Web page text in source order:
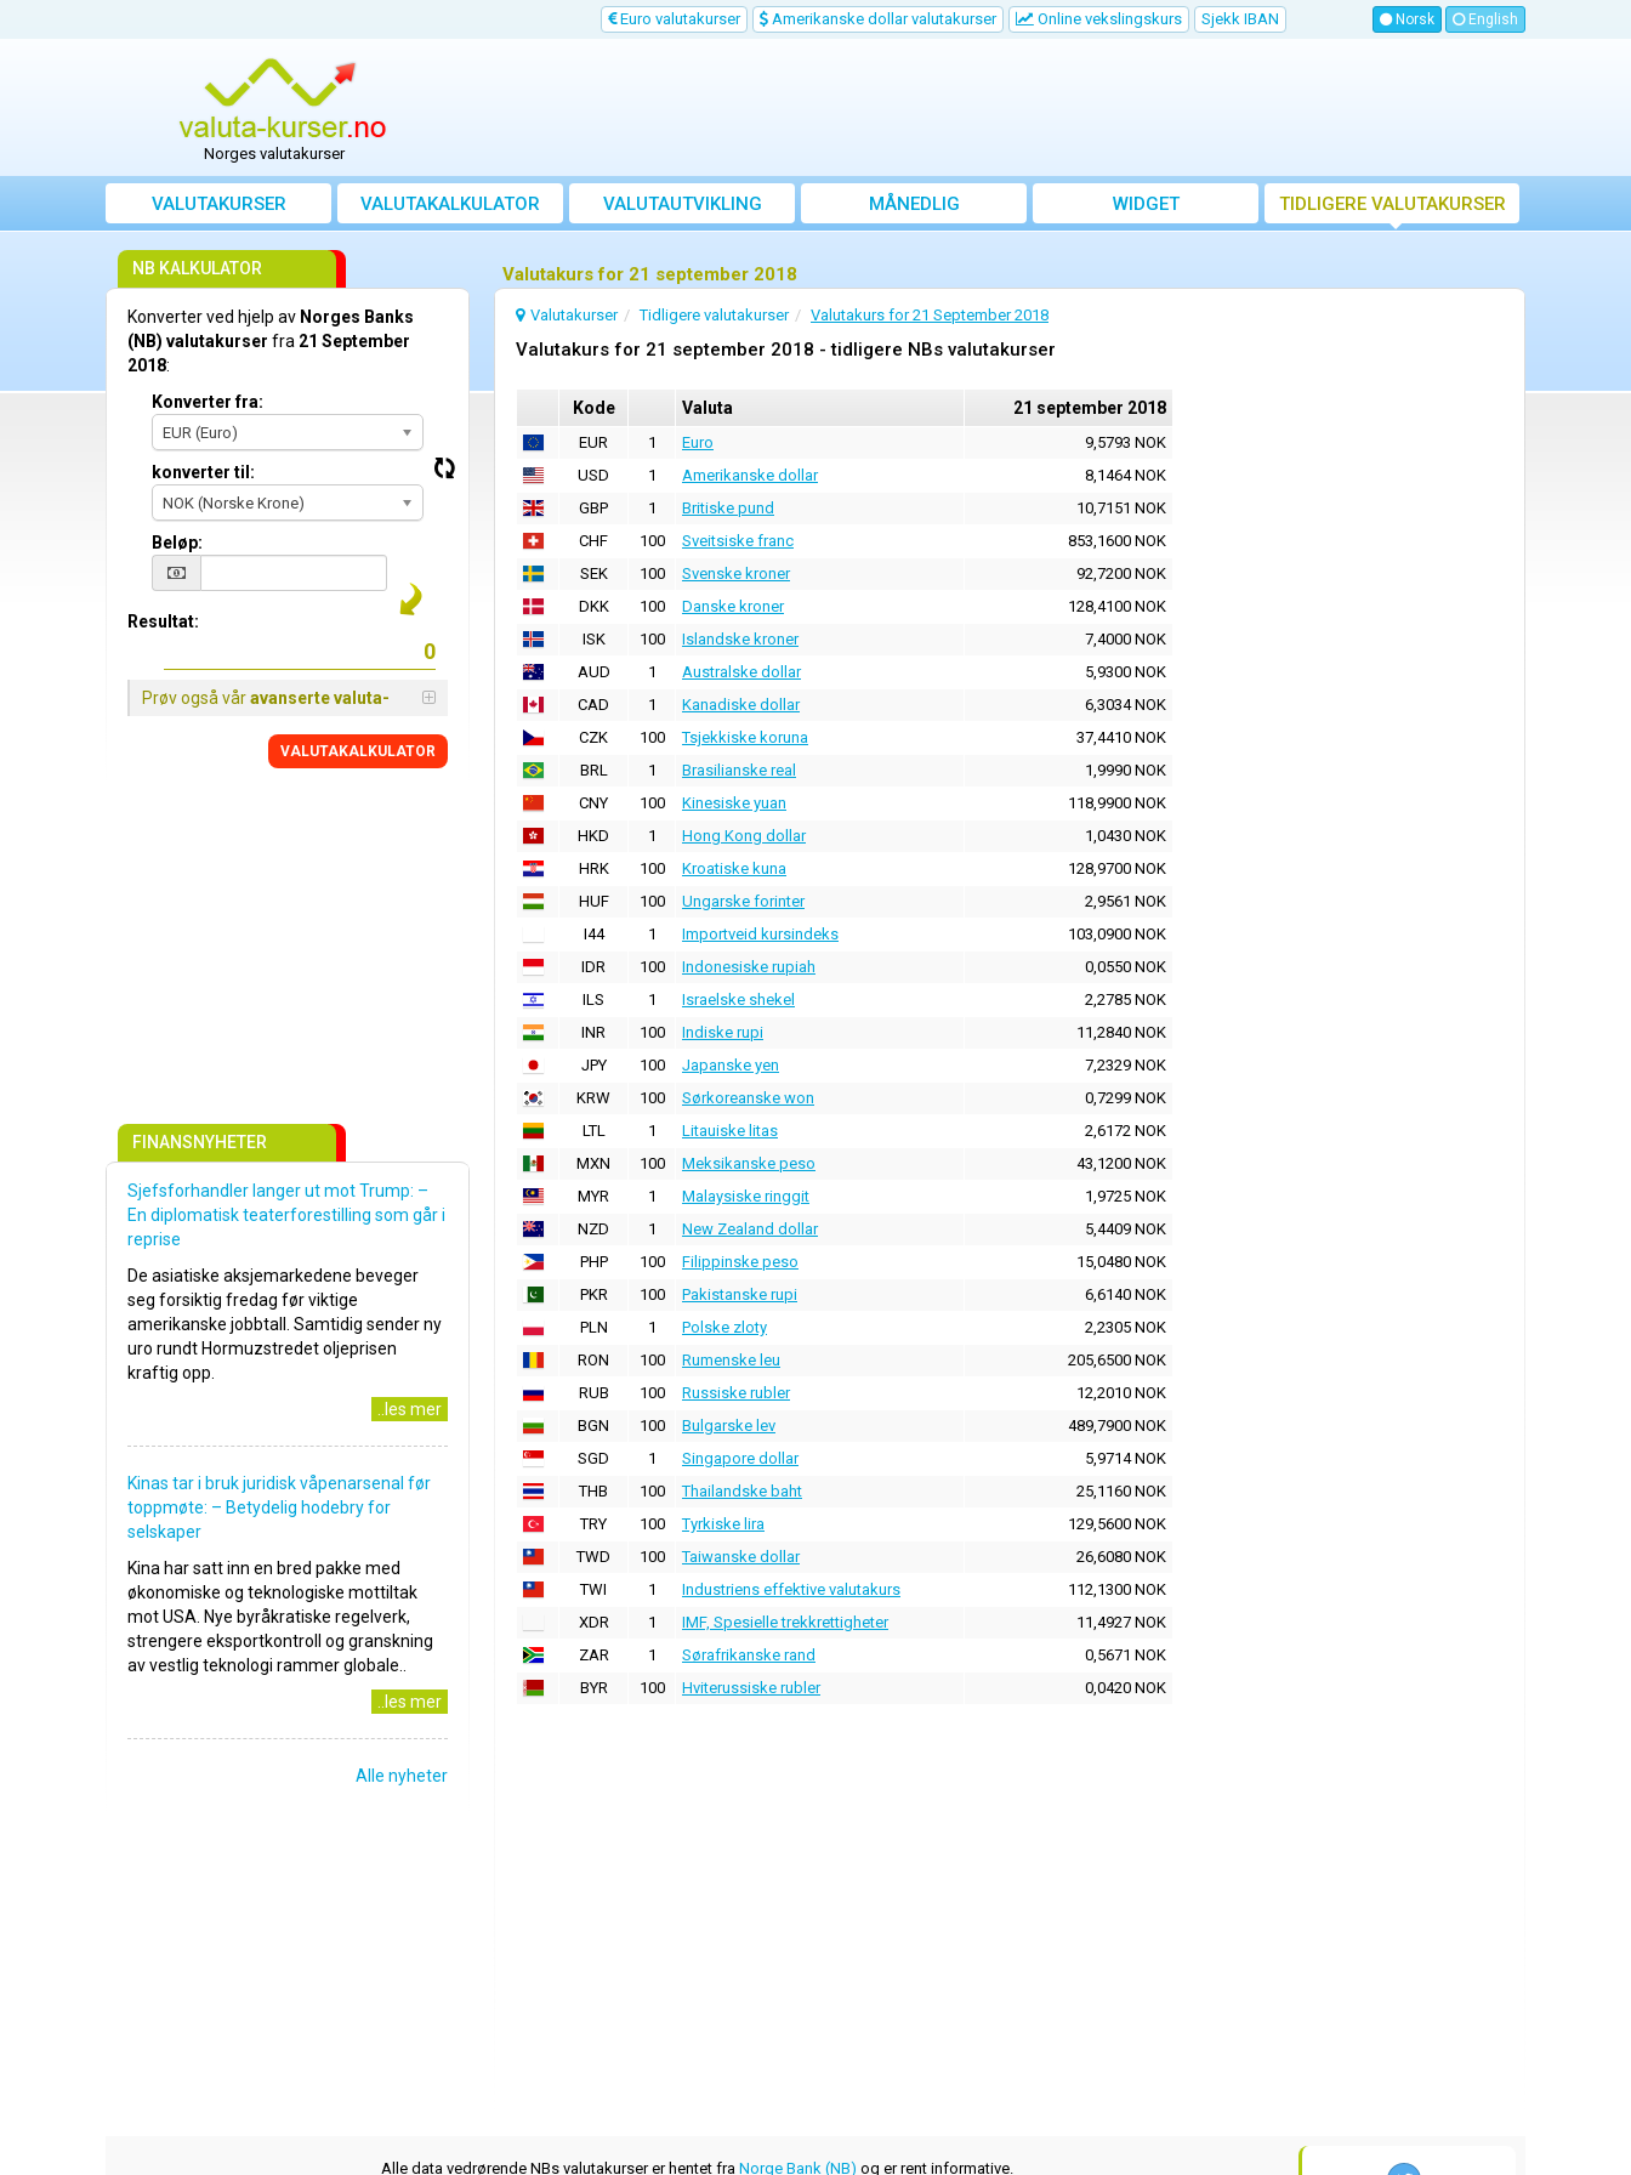
Euro valutakurser Amerikanske dollar valutakurser Online vekslingskurs Sjekk IBAN Norsk English
Norges valutakurser
VALUTAKURSER VALUTAKALKULATOR VALUTAUTVIKLING
MÅNEDLIG
GJENNOMSNITTSKURS
WIDGET TIDLIGERE VALUTAKURSER
Valutakurs for 21 september 2018
Valutakurser Tidligere valutakurser Valutakurs for 21 September 2018
Valutakurs for 21 september 2018 - tidligere NBs valutakurser
Kode Valuta 21 september 2018
EUR 1 Euro
9,5793 NOK
USD
1 Amerikanske dollar
8,1464 NOK
GBP
1 Britiske pund
10,7151 NOK
CHF
100 Sveitsiske franc
853,1600 NOK
SEK
100 Svenske kroner
92,7200 NOK
DKK
100 Danske kroner
128,4100 NOK
ISK
100 Islandske kroner
7,4000 NOK
AUD
1 Australske dollar
5,9300 NOK
CAD
1 Kanadiske dollar
6,3034 NOK
CZK
100 Tsjekkiske koruna
37,4410 NOK
BRL
1 Brasilianske real
1,9990 NOK
CNY
100 Kinesiske yuan
118,9900 NOK
HKD
1 Hong Kong dollar
1,0430 NOK
HRK
100 Kroatiske kuna
128,9700 NOK
HUF
100 Ungarske forinter
2,9561 NOK
I44
1 Importveid kursindeks
103,0900 NOK
IDR
100 Indonesiske rupiah
0,0550 NOK
ILS
1 Israelske shekel
2,2785 NOK
INR
100 Indiske rupi
11,2840 NOK
JPY
100 Japanske yen
7,2329 NOK
KRW
100 Sørkoreanske won
0,7299 NOK
LTL
1 Litauiske litas
2,6172 NOK
MXN
100 Meksikanske peso
43,1200 NOK
MYR
1 Malaysiske ringgit
1,9725 NOK
NZD
1 New Zealand dollar
5,4409 NOK
PHP
100 Filippinske peso
15,0480 NOK
PKR
100 Pakistanske rupi
6,6140 NOK
PLN
1 Polske zloty
2,2305 NOK
RON
100 Rumenske leu
205,6500 NOK
RUB
100 Russiske rubler
12,2010 NOK
BGN
100 Bulgarske lev
489,7900 NOK
SGD
1 Singapore dollar
5,9714 NOK
THB
100 Thailandske baht
25,1160 NOK
TRY
100 Tyrkiske lira
129,5600 NOK
TWD
100 Taiwanske dollar
26,6080 NOK
TWI
1 Industriens effektive valutakurs
112,1300 NOK
XDR
1 IMF, Spesielle trekkrettigheter
11,4927 NOK
ZAR
1 Sørafrikanske rand
0,5671 NOK
BYR
100 Hviterussiske rubler 0,0420 NOK
NB KALKULATOR
Konverter ved hjelp av Norges Banks
(NB) valutakurser fra 21 September
2018:
Konverter fra:
EUR (Euro)
konverter til:
NOK (Norske Krone)
Beløp:
Resultat:
Prøv også våravanserte valuta-
VALUTAKALKULATOR
FINANSNYHETER
Sjefsforhandler langer ut mot Trump: –
En diplomatisk teaterforestilling som går i
reprise
De asiatiske aksjemarkedene beveger
seg forsiktig fredag før viktige
amerikanske jobbtall. Samtidig sender ny
uro rundt Hormuzstredet oljeprisen
kraftig opp.
..les mer
Kinas tar i bruk juridisk våpenarsenal før
toppmøte: – Betydelig hodebry for
selskaper
Kina har satt inn en bred pakke med
økonomiske og teknologiske mottiltak
mot USA. Nye byråkratiske regelverk,
strengere eksportkontroll og granskning
av vestlig teknologi rammer globale..
..les mer
Alle nyheter
Alle data vedrørende NBs valutakurser er hentet fra Norge Bank (NB) og er rent informative.